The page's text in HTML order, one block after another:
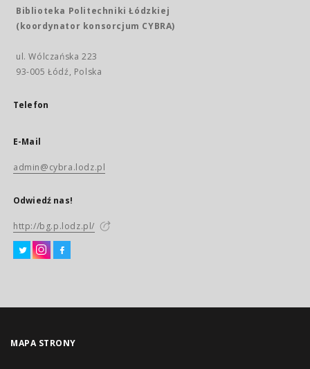
Biblioteka Politechniki Łódzkiej
(koordynator konsorcjum CYBRA)
ul. Wólczańska 223
93-005 Łódź, Polska
Telefon
E-Mail
admin@cybra.lodz.pl
Odwiedź nas!
http://bg.p.lodz.pl/
MAPA STRONY